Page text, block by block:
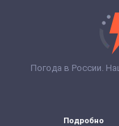
Погода в России.
Подробно